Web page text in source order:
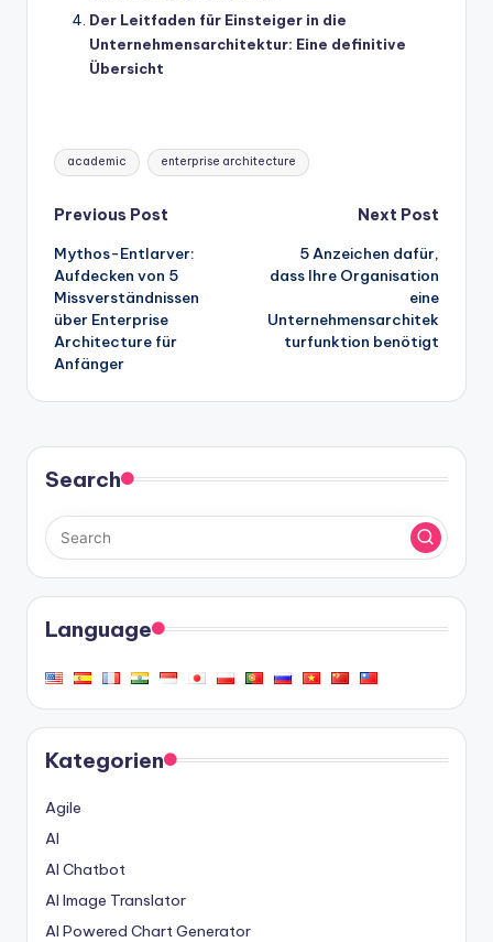
Der Leitfaden für Einsteiger in die
Unternehmensarchitektur: Eine definitive
Übersicht
Tags:
academic enterprise architecture
Post
navigation
Previous Post
Mythos-Entlarver:
Aufdecken von 5
Missverständnissen
über Enterprise
Architecture für
Anfänger
Next Post
5 Anzeichen dafür,
dass Ihre Organisation
eine
Unternehmensarchitek
turfunktion benötigt
Search
Language
Kategorien
Agile
AI
AI Chatbot
AI Image Translator
AI Powered Chart Generator